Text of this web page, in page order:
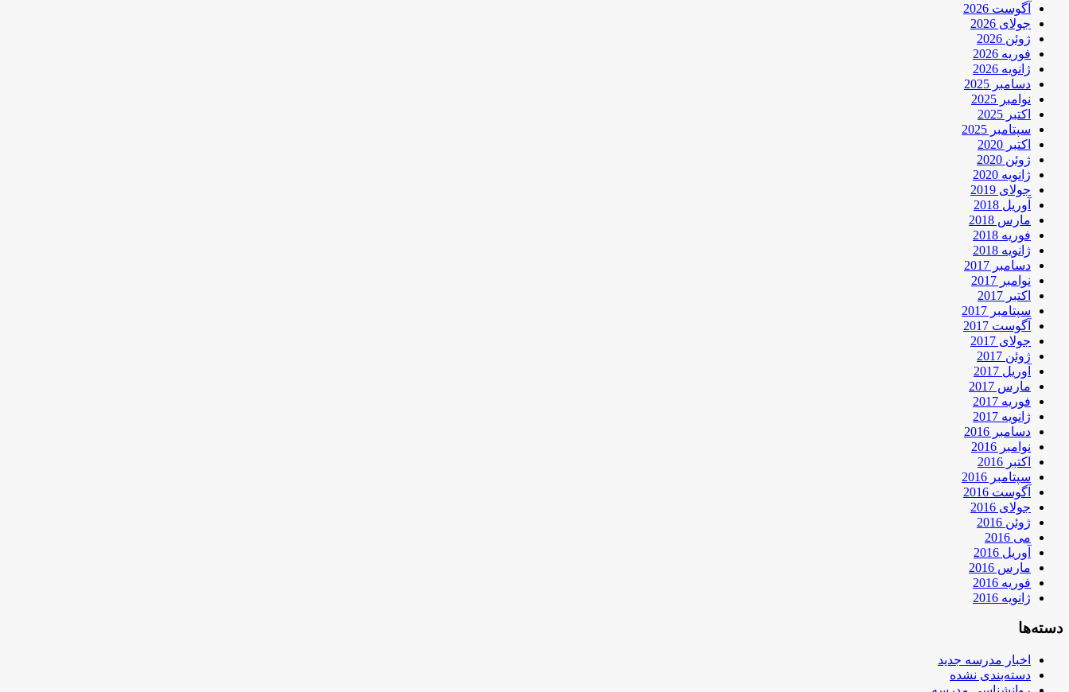
آگوست 2026
جولای 2026
ژوئن 2026
فوریه 2026
ژانویه 2026
دسامبر 2025
نوامبر 2025
اکتبر 2025
سپتامبر 2025
اکتبر 2020
ژوئن 2020
ژانویه 2020
جولای 2019
آوریل 2018
مارس 2018
فوریه 2018
ژانویه 2018
دسامبر 2017
نوامبر 2017
اکتبر 2017
سپتامبر 2017
آگوست 2017
جولای 2017
ژوئن 2017
آوریل 2017
مارس 2017
فوریه 2017
ژانویه 2017
دسامبر 2016
نوامبر 2016
اکتبر 2016
سپتامبر 2016
آگوست 2016
جولای 2016
ژوئن 2016
می 2016
آوریل 2016
مارس 2016
فوریه 2016
ژانویه 2016
دسته‌ها
اخبار مدرسه جدید
دسته‌بندی نشده